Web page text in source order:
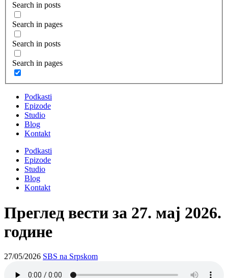
Search in posts
Search in pages
Search in posts
Search in pages
Podkasti
Epizode
Studio
Blog
Kontakt
Podkasti
Epizode
Studio
Blog
Kontakt
Преглед вести за 27. мај 2026.
године
27/05/2026 SBS na Srpskom